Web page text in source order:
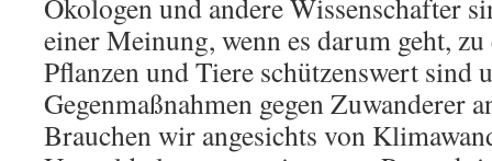
Ökologen und andere Wissenschafter
einer Meinung, wenn es darum geht,
Pflanzen und Tiere schützenswert sind
Gegenmaßnahmen gegen Zuwanderer
Brauchen wir angesichts von